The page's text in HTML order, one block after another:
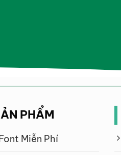
PHẨM
Miễn Phí